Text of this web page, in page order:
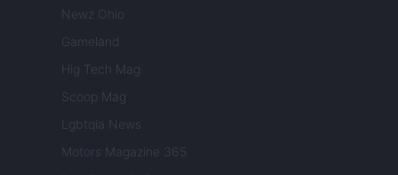
Newz Ohio
Gameland
Hig Tech Mag
Scoop Mag
Lgbtqia News
Motors Magazine 365